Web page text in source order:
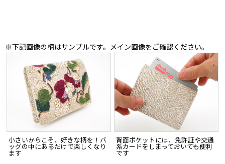
※下記画像の柄はサンプルです。メイン画像をご確認ください。
小さいからこそ、好きな柄を！バ
ッグの中にあるだけで楽しくなり
ます
背面ポケットには、免許証や交通
系カードをしまっておいても便利
です